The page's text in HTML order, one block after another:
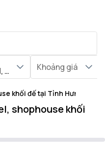
Shophouse khối đế
Khoảng giá
khối đế tại Tỉnh Hưng Yên
shophouse khối